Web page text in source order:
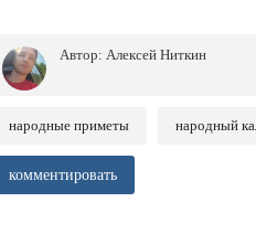
Автор: Алексей Ниткин
народные приметы народный
комментировать